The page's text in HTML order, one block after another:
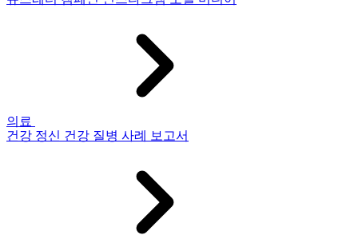
의료
건강 정신 건강 질병 사례 보고서